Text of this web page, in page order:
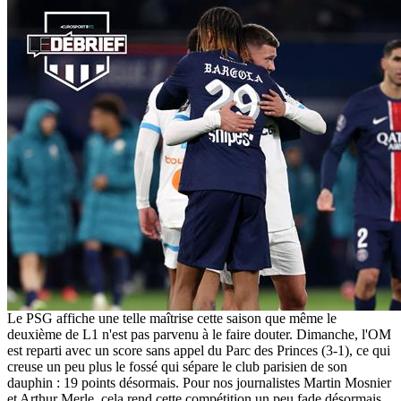
Le PSG affiche une telle maîtrise cette saison que même le
deuxième de L1 n'est pas parvenu à le faire douter. Dimanche, l'OM
est reparti avec un score sans appel du Parc des Princes (3-1), ce qui
creuse un peu plus le fossé qui sépare le club parisien de son
dauphin : 19 points désormais. Pour nos journalistes Martin Mosnier